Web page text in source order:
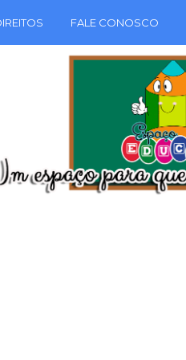
FALE CONOSCO